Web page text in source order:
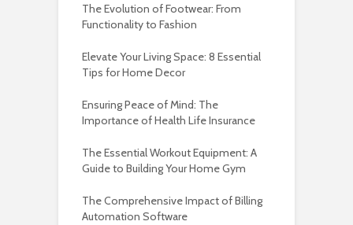
The Evolution of Footwear: From
Functionality to Fashion
Elevate Your Living Space: 8 Essential
Tips for Home Decor
Ensuring Peace of Mind: The
Importance of Health Life Insurance
The Essential Workout Equipment: A
Guide to Building Your Home Gym
The Comprehensive Impact of Billing
Automation Software